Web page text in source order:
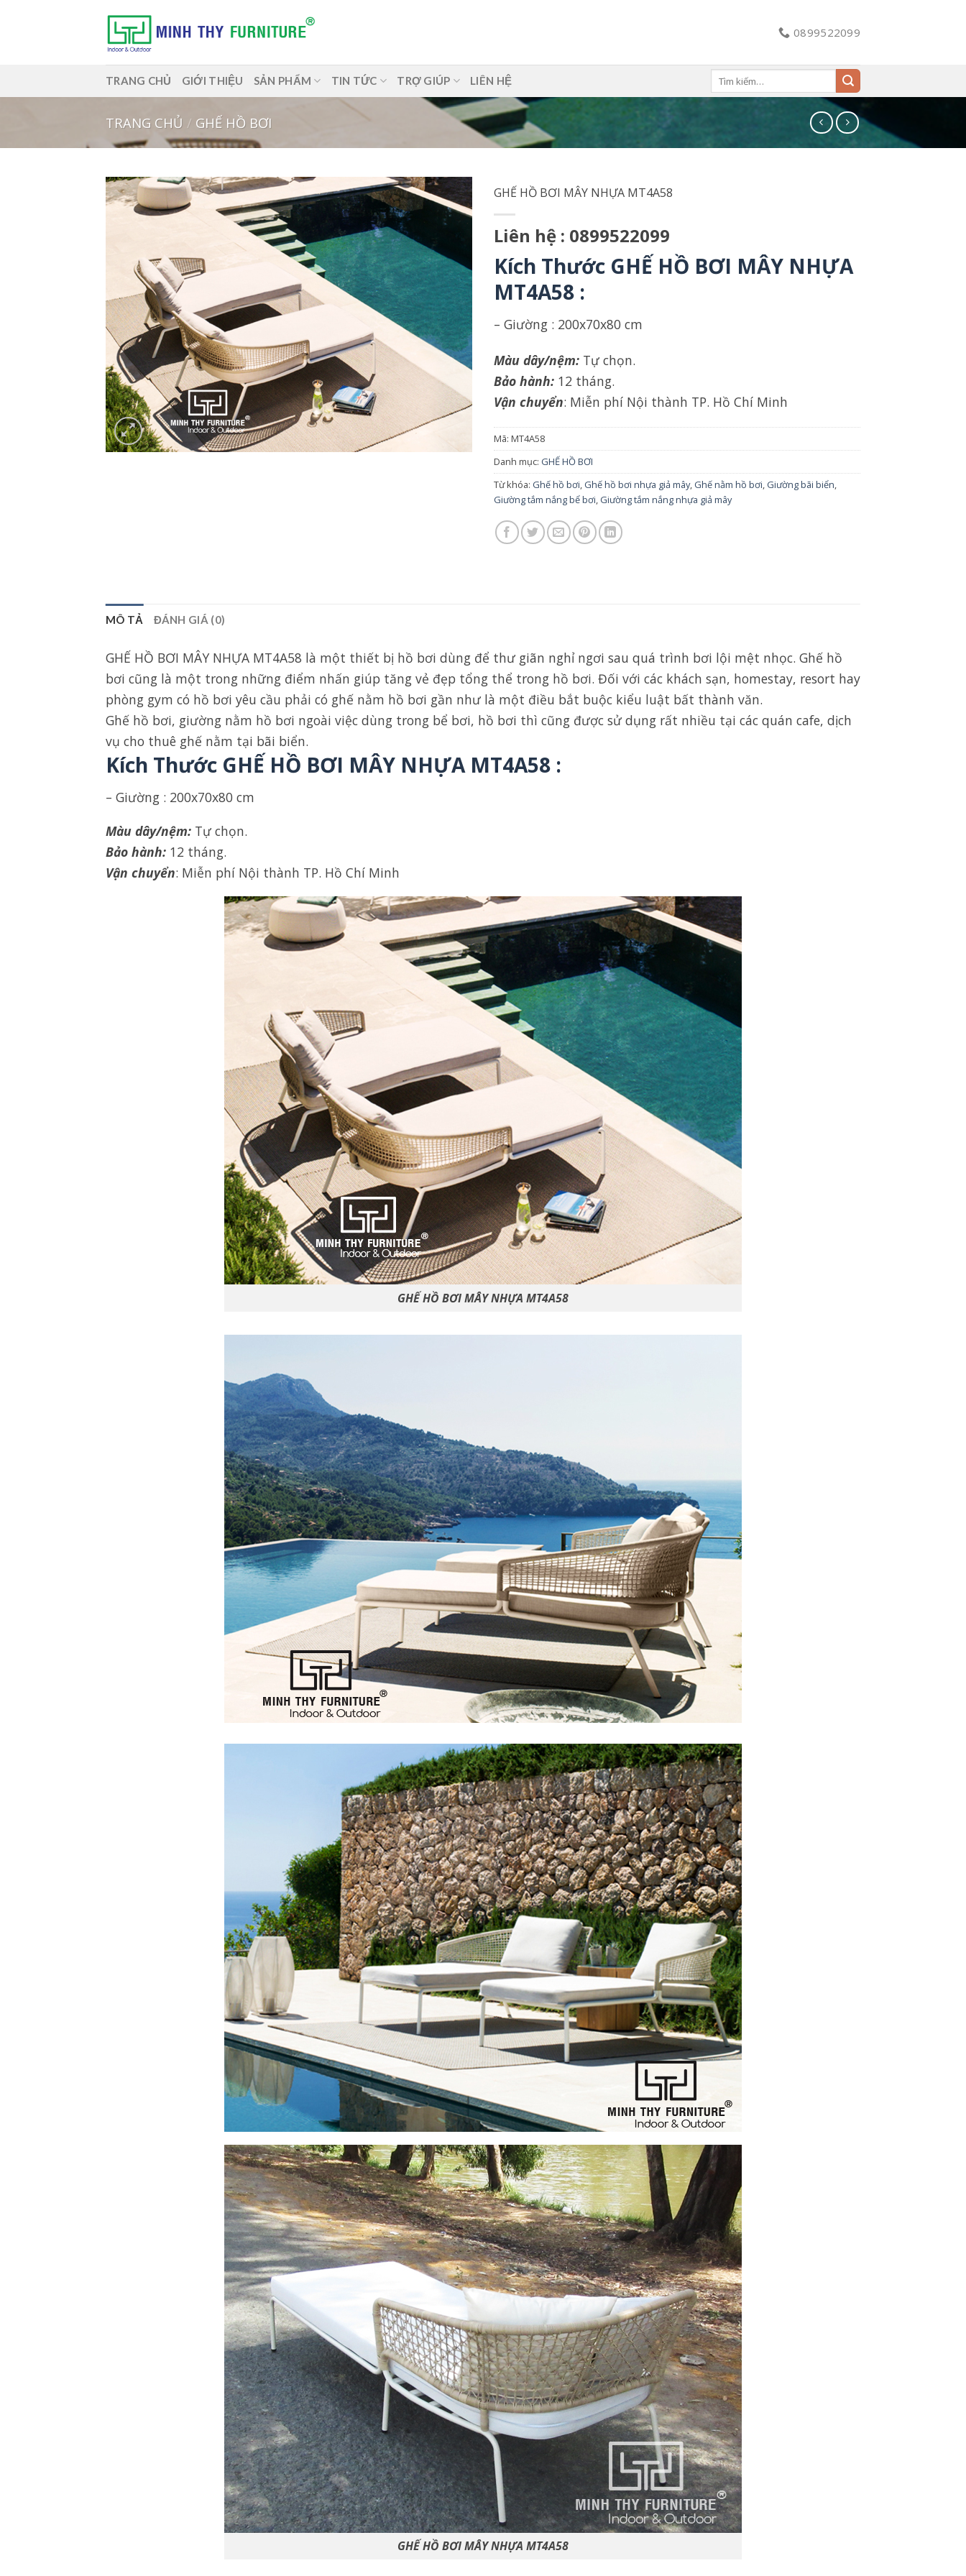
0899522099
TRANG CHỦ GIỚI THIỆU SẢN PHẨM TIN TỨC TRỢ GIÚP LIÊN HỆ
Tìm
kiếm:
TRANG CHỦ / GHẾ HỒ BƠI
GHẾ HỒ BƠI MÂY NHỰA MT4A58
Liên hệ : 0899522099
Kích Thước GHẾ HỒ BƠI MÂY NHỰA
MT4A58 :
– Giường : 200x70x80 cm
Màu dây/nệm: Tự chọn.
Bảo hành: 12 tháng.
Vận chuyển: Miễn phí Nội thành TP. Hồ Chí Minh
Mã: MT4A58
Danh mục: GHẾ HỒ BƠI
Từ khóa: Ghế hồ bơi, Ghế hồ bơi nhựa giả mây, Ghế nằm hồ bơi, Giường bãi biển,
Giường tắm nắng bể bơi, Giường tắm nắng nhựa giả mây
MÔ TẢ ĐÁNH GIÁ (0)
GHẾ HỒ BƠI MÂY NHỰA MT4A58 là một thiết bị hồ bơi dùng để thư giãn nghỉ ngơi sau quá trình bơi lội mệt nhọc. Ghế hồ
bơi cũng là một trong những điểm nhấn giúp tăng vẻ đẹp tổng thể trong hồ bơi. Đối với các khách sạn, homestay, resort hay
phòng gym có hồ bơi yêu cầu phải có ghế nằm hồ bơi gần như là một điều bắt buộc kiểu luật bất thành văn.
Ghế hồ bơi, giường nằm hồ bơi ngoài việc dùng trong bể bơi, hồ bơi thì cũng được sử dụng rất nhiều tại các quán cafe, dịch
vụ cho thuê ghế nằm tại bãi biển.
Kích Thước GHẾ HỒ BƠI MÂY NHỰA MT4A58 :
– Giường : 200x70x80 cm
Màu dây/nệm: Tự chọn.
Bảo hành: 12 tháng.
Vận chuyển: Miễn phí Nội thành TP. Hồ Chí Minh
GHẾ HỒ BƠI MÂY NHỰA MT4A58
GHẾ HỒ BƠI MÂY NHỰA MT4A58